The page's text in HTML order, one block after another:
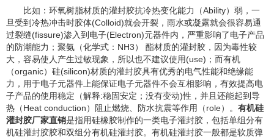
比如：环氧树脂材质的灌封胶抗冷热变化能力（Ability）弱，一
旦受到冷热冲击时胶体(Colloid)就会开裂，雨水或凝露就会很容易通
过裂缝(fissure)渗入到电子(Electron)元器件内，严重影响了电子产品
的防潮能力；聚氨（化学式：NH3） 酯材质的灌封胶，因为毒性较
大，容易使人产生过敏现象，所以也不建议使用(use)；而有机
（organic）硅(silicon)材质的灌封胶具有优秀的电气性能和绝缘能
力，用于电子元器件上能保证电子元器件不会互相影响，有效提高电
子产品的使用稳定（解释:稳固安定；没有变动)性，并且还能起到导
热（Heat conduction）阻止燃烧、防水抗震等作用（role）。 有机硅
灌封胶厂家直销是指用硅橡胶制作的一类电子灌封胶，包括单组分有
机硅灌封胶胶和双组分有机硅灌封胶。有机硅灌封胶一般都是软质弹